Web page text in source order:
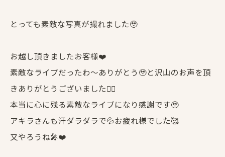
とっても素敵な写真が撮れました🥹
お越し頂きましたお客様❤️
素敵なライブだったわ〜ありがとう🥹と沢山のお声を頂
きありがとうございました🙇‍♀️
本当に心に残る素敵なライブになり感謝です🥹
アキラさんも汗ダラダラで💦お疲れ様でした🥰
又やろうね🎤❤️